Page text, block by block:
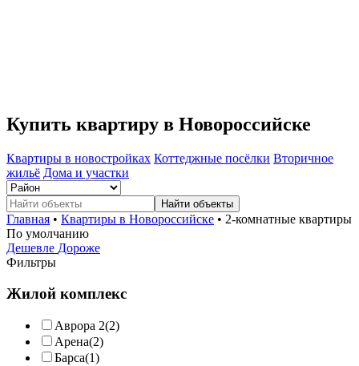
Купить квартиру в Новороссийске
Квартиры в новостройках Коттеджные посёлки Вторичное
жильё Дома и участки
Найти объекты
Главная • Квартиры в Новороссийске • 2-комнатные квартиры
По умолчанию
Дешевле Дороже
Фильтры
Жилой комплекс
Аврора 2(2)
Арена(2)
Барса(1)